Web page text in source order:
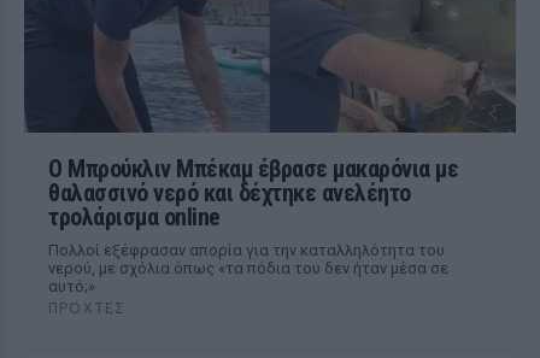
Ο Μπρούκλιν Μπέκαμ έβρασε μακαρόνια με
θαλασσινό νερό και δέχτηκε ανελέητο
τρολάρισμα online
Πολλοί εξέφρασαν απορία για την καταλληλότητα του
νερού, με σχόλια όπως «τα πόδια του δεν ήταν μέσα σε
αυτό;»
ΠΡΟΧΤΈΣ